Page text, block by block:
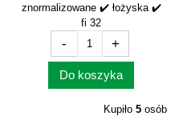
znormalizowane ✔️ łożyska ✔️
fi 32
- +
Do koszyka
Kupiło 5 osób